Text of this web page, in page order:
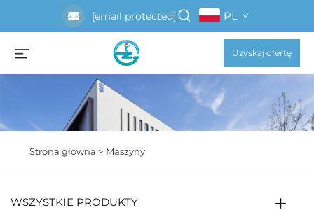
[email protected] PL
Uzyskaj ofertę
Strona główna > Maszyny
WSZYSTKIE PRODUKTY